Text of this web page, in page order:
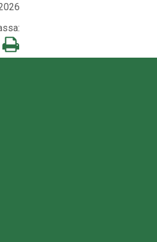
Tulosta
tämä